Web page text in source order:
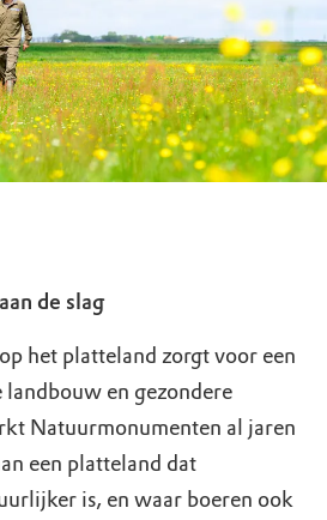
de slag
het platteland zorgt voor een
en gezondere
Natuurmonumenten al jaren
een platteland dat
is, en waar boeren ook